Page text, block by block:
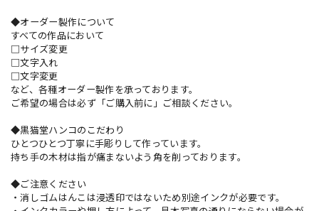
◆オーダー製作について
すべての作品において
□サイズ変更
□文字入れ
□文字変更
など、各種オーダー製作を承っております。
ご希望の場合は必ず「ご購入前に」ご相談ください。
◆黒猫堂ハンコのこだわり
ひとつひとつ丁寧に手彫りして作っています。
持ち手の木材は指が痛まないよう角を削っております。
◆ご注意ください
・消しゴムはんこは浸透印ではないため別途インクが必要です。